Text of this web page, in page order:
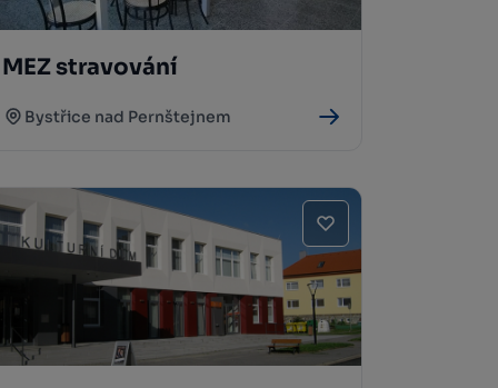
MEZ stravování
Bystřice nad Pernštejnem